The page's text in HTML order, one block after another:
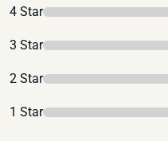
4 Star
3 Star
2 Star
1 Star